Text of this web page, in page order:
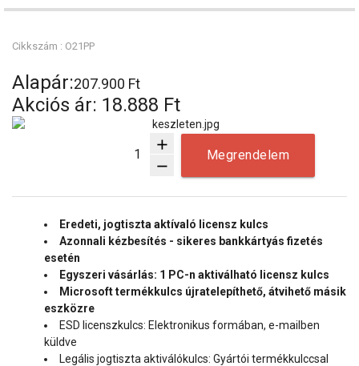
Cikkszám : O21PP
Alapár:207.900 Ft
Akciós ár: 18.888 Ft
add
remove
Megrendelem
Eredeti, jogtiszta aktívaló licensz kulcs
Azonnali kézbesítés - sikeres bankkártyás fizetés
esetén
Egyszeri vásárlás: 1 PC-n aktiválható licensz kulcs
Microsoft termékkulcs újratelepíthető, átvihető másik
eszközre
ESD licenszkulcs: Elektronikus formában, e-mailben
küldve
Legális jogtiszta aktiválókulcs: Gyártói termékkulccsal